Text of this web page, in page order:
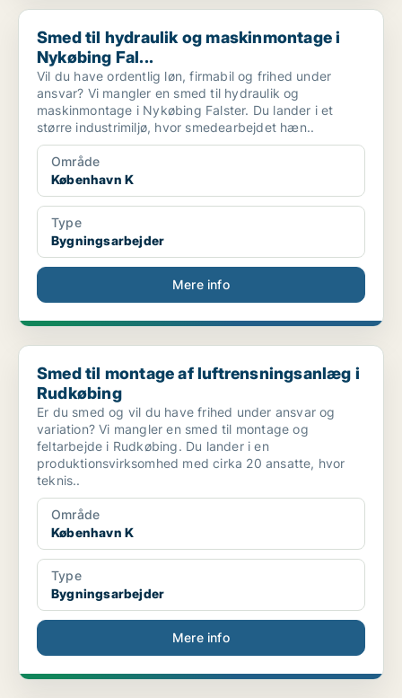
Smed til hydraulik og maskinmontage i Nykøbing Fal...
Smed til hydraulik og maskinmontage i
Nykøbing Fal...
Vil du have ordentlig løn, firmabil og frihed under
ansvar? Vi mangler en smed til hydraulik og
maskinmontage i Nykøbing Falster. Du lander i et
større industrimiljø, hvor smedearbejdet hæn..
Område
København K
Type
Bygningsarbejder
Mere info
Smed til montage af luftrensningsanlæg i Rudkøbing
Smed til montage af luftrensningsanlæg i
Rudkøbing
Er du smed og vil du have frihed under ansvar og
variation? Vi mangler en smed til montage og
feltarbejde i Rudkøbing. Du lander i en
produktionsvirksomhed med cirka 20 ansatte, hvor
teknis..
Område
København K
Type
Bygningsarbejder
Mere info